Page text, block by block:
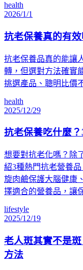
health
2026/1/1
抗老保養真的有
抗老保養品真的能讓
轉，但選對方法確實
挑選產品、聰明比價
health
2025/12/29
抗老保養吃什麼
想要對抗老化嗎？除
紹3種熱門抗老營養
旋肉鹼保護大腦健康
擇適合的營養品，讓
lifestyle
2025/12/19
老人斑其實不是
方法